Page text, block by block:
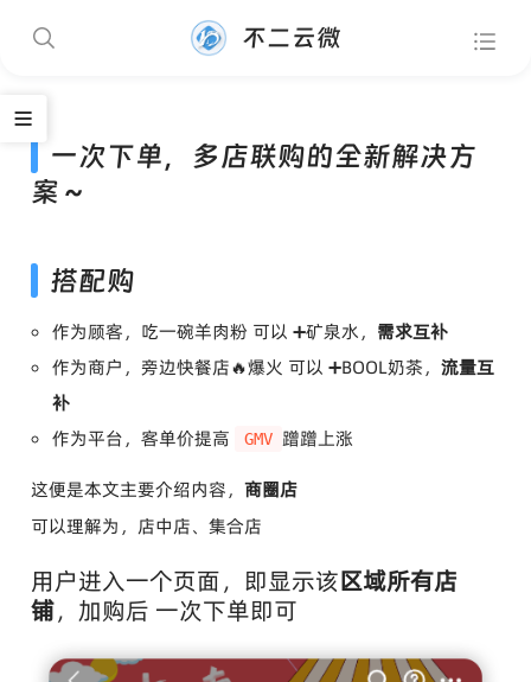
不二云微
一次下单，多店联购的全新解决方
案～
搭配购
作为顾客，吃一碗羊肉粉 可以 ➕矿泉水， 需求互补
作为商户，旁边快餐店🔥爆火 可以 ➕BOOL奶茶， 流量互
补
作为平台，客单价提高
GMV 蹭蹭上涨
这便是本文主要介绍内容， 商圈店
可以理解为，店中店、集合店
用户进入一个页面，即显示该区域所有店
铺，加购后 一次下单即可